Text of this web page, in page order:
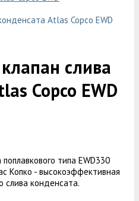
Atlas Copco EWD
слива
Copco EWD